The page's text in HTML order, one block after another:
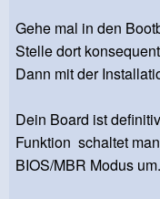
Gehe mal in den
Stelle dort
Dann mit der
Dein Board ist
Funktion schaltet
BIOS/MBR Modus um.